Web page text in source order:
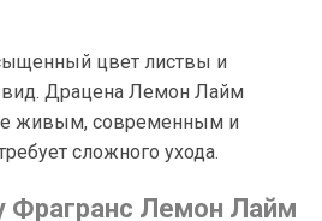
цвет листвы и
Драцена Лемон Лайм
живым, современным и
сложного ухода.
Фрагранс Лемон Лайм